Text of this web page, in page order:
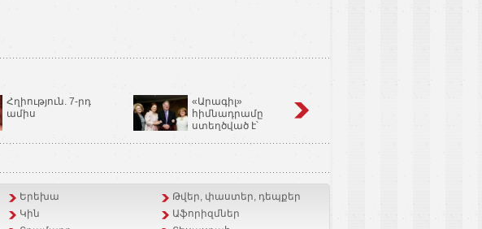
Հղիություն. 7-րդ
ամիս
«Արագիլ»
հիմնադրամը
ստեղծված է՝
Երեխա
Թվեր, փաստեր, դեպքեր
Կին
Աֆորիզմներ